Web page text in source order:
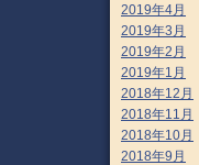
2019年4月
2019年3月
2019年2月
2019年1月
2018年12月
2018年11月
2018年10月
2018年9月